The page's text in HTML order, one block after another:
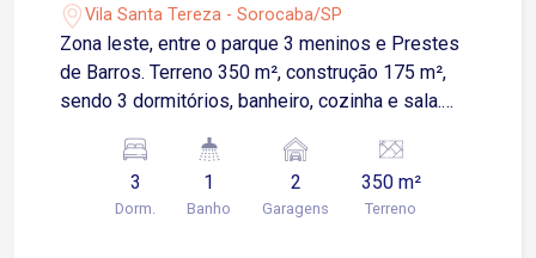
Vila Santa Tereza - Sorocaba/SP
Zona leste, entre o parque 3 meninos e Prestes
de Barros. Terreno 350 m², construção 175 m²,
sendo 3 dormitórios, banheiro, cozinha e sala.
Ótimo para reformar, construir outra ou kitnets.
3
Dorm.
1
Banho
2
Garagens
350 m²
Terreno